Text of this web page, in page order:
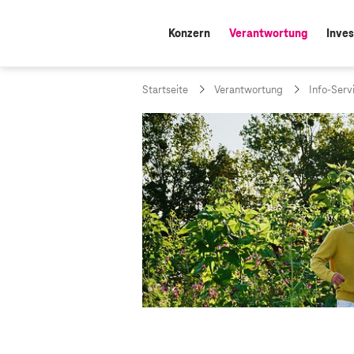
Konzern aktiv:
Verantwortung
Startseite Verantwortung Info-